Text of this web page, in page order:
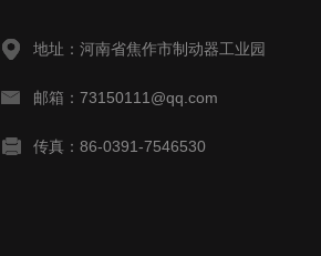
地址：河南省焦作市制动器工业园
邮箱：73150111@qq.com
传真：86-0391-7546530